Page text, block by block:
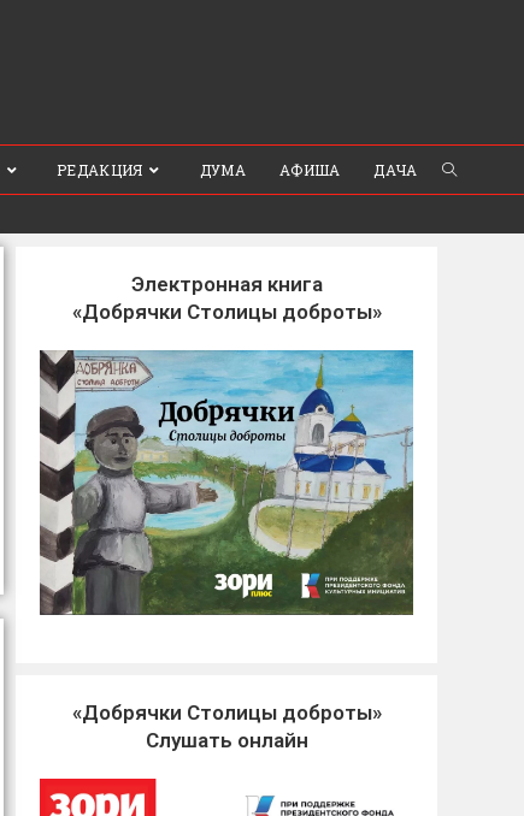
РЕДАКЦИЯ ДУМА АФИША ДАЧА
Электронная книга
«Добрячки Столицы доброты»
«Добрячки Столицы доброты»
Слушать онлайн